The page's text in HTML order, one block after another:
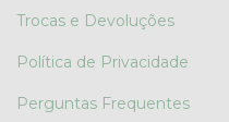
Trocas e Devoluções
Política de Privacidade
Perguntas Frequentes